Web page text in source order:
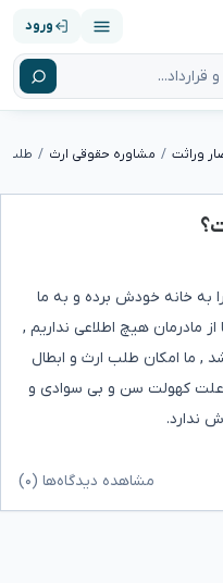
ورود
وراثت مشاوره حقوقی ارث طلب
به خانه خودش برده و به ما
مادرمان هیچ اطلاعی نداریم ,
, ما امکان طلب ارث و ابطال
علت کهولت سن و بی سوادی و
ندارد.
مشاهده دیدگاه‌ها (۰)